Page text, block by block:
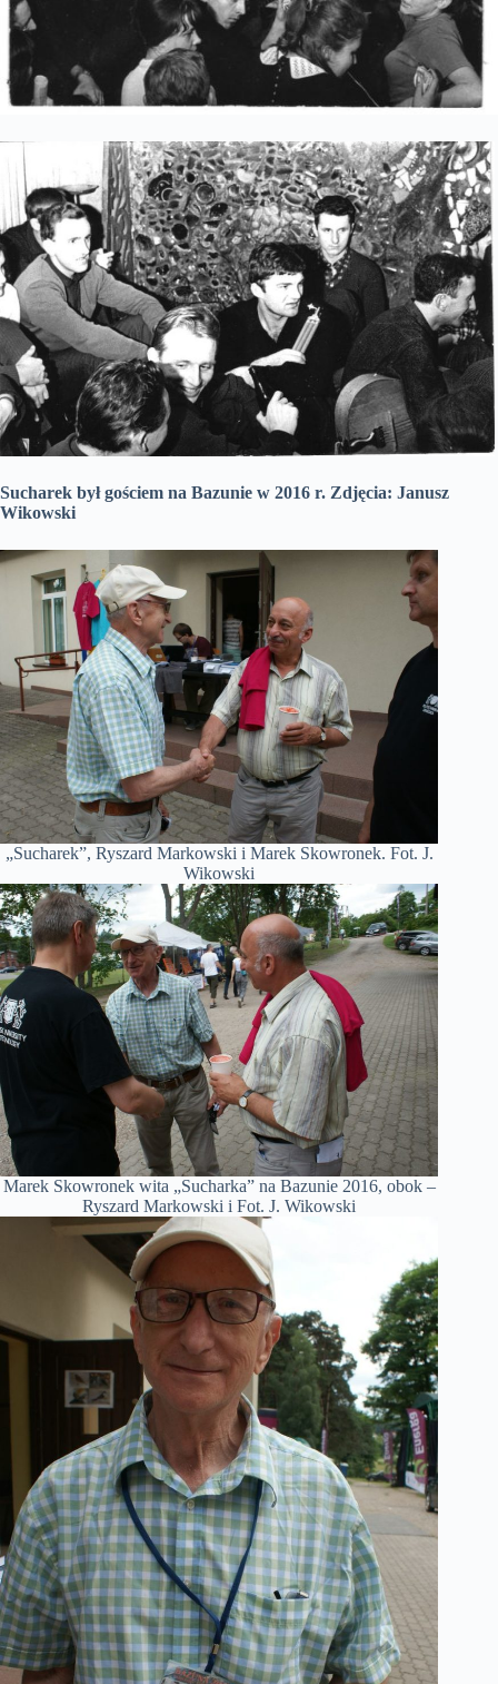
Sucharek był gościem na Bazunie w 2016 r. Zdjęcia: Janusz
Wikowski
„Sucharek”, Ryszard Markowski i Marek Skowronek. Fot. J.
Wikowski
Marek Skowronek wita „Sucharka” na Bazunie 2016, obok –
Ryszard Markowski i Fot. J. Wikowski